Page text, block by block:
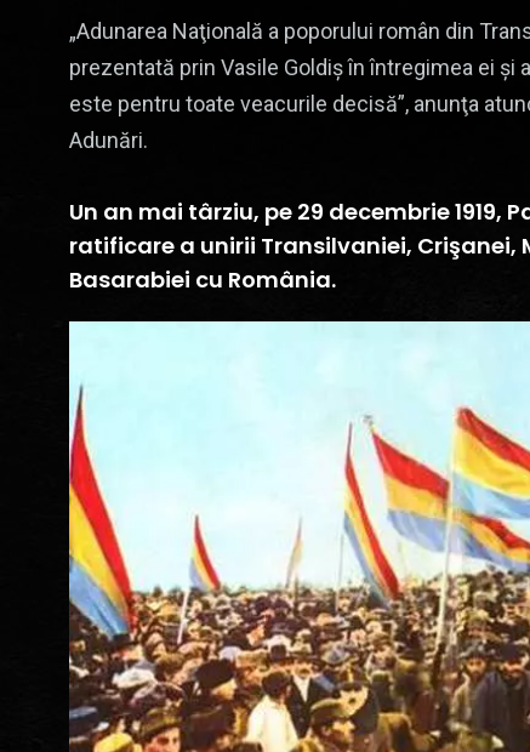
„Adunarea Naţională a poporului român din
prezentată prin Vasile Goldiş în întregimea ei
este pentru toate veacurile decisă”, anunţa
Adunări.
Un an mai târziu, pe 29 decembrie
ratificare a unirii Transilvaniei, Crişanei,
Basarabiei cu România.